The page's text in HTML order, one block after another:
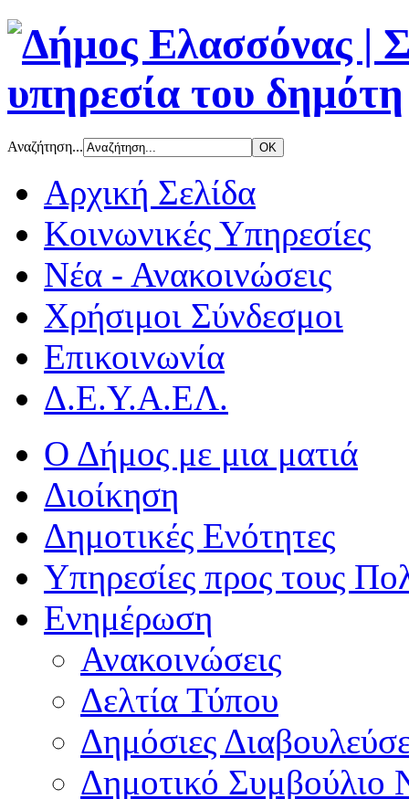
Αναζήτηση...
Αρχική Σελίδα
Κοινωνικές Υπηρεσίες
Νέα - Ανακοινώσεις
Χρήσιμοι Σύνδεσμοι
Επικοινωνία
Δ.Ε.Υ.Α.ΕΛ.
Ο Δήμος με μια ματιά
Διοίκηση
Δημοτικές Ενότητες
Υπηρεσίες προς τους
Ενημέρωση
Ανακοινώσεις
Δελτία Τύπου
Δημόσιες
Δημοτικό Συμβούλιο